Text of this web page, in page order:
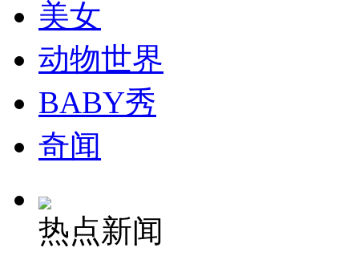
安徽一实载49人客车翻车
走！跟着总书记去植树
消防员救轻生者
美女
动物世界
BABY秀
奇闻
热点新闻